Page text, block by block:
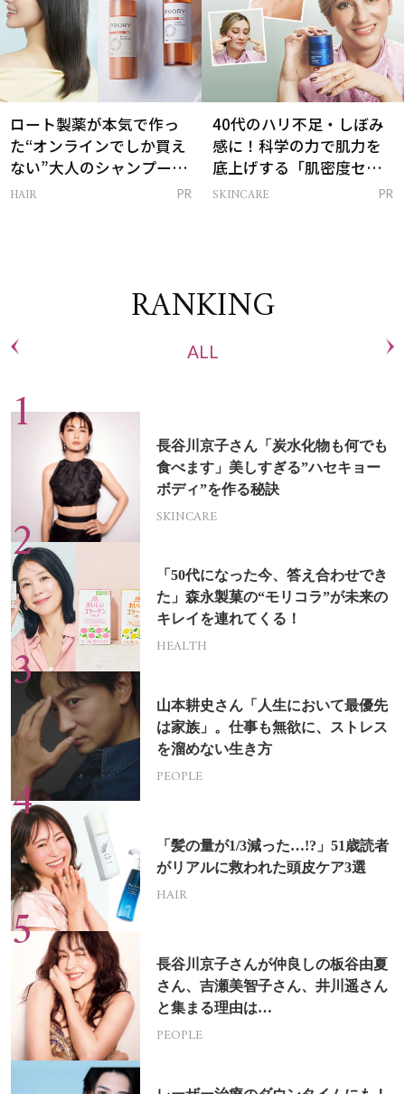
ロート製薬が本気で作っ
た“オンラインでしか買え
ない”大人のシャンプー＆
トリートメントって？
HAIR PR
40代のハリ不足・しぼみ
感に！科学の力で肌力を
底上げする「肌密度セラ
ム」
SKINCARE PR
RANKING
ALL
長谷川京子さん「炭水化物も何でも
食べます」美しすぎる”ハセキョー
ボディ”を作る秘訣
SKINCARE
「50代になった今、答え合わせでき
た」森永製菓の“モリコラ”が未来の
キレイを連れてくる！
HEALTH
山本耕史さん「人生において最優先
は家族」。仕事も無欲に、ストレス
を溜めない生き方
PEOPLE
「髪の量が1/3減った…!?」51歳読者
がリアルに救われた頭皮ケア3選
HAIR
長谷川京子さんが仲良しの板谷由夏
さん、吉瀬美智子さん、井川遥さん
と集まる理由は…
PEOPLE